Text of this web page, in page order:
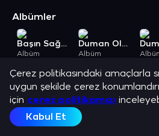
Albümler
Başın Sağ Olsun
Albüm
Duman Oldum
Albüm
Açıklama
Oğuz Yılmaz ve en sevilen şarkılarını
Çerez politikasındaki amaçlarla
uygun şekilde çerez
için çerez politikamızı
Kabul Et